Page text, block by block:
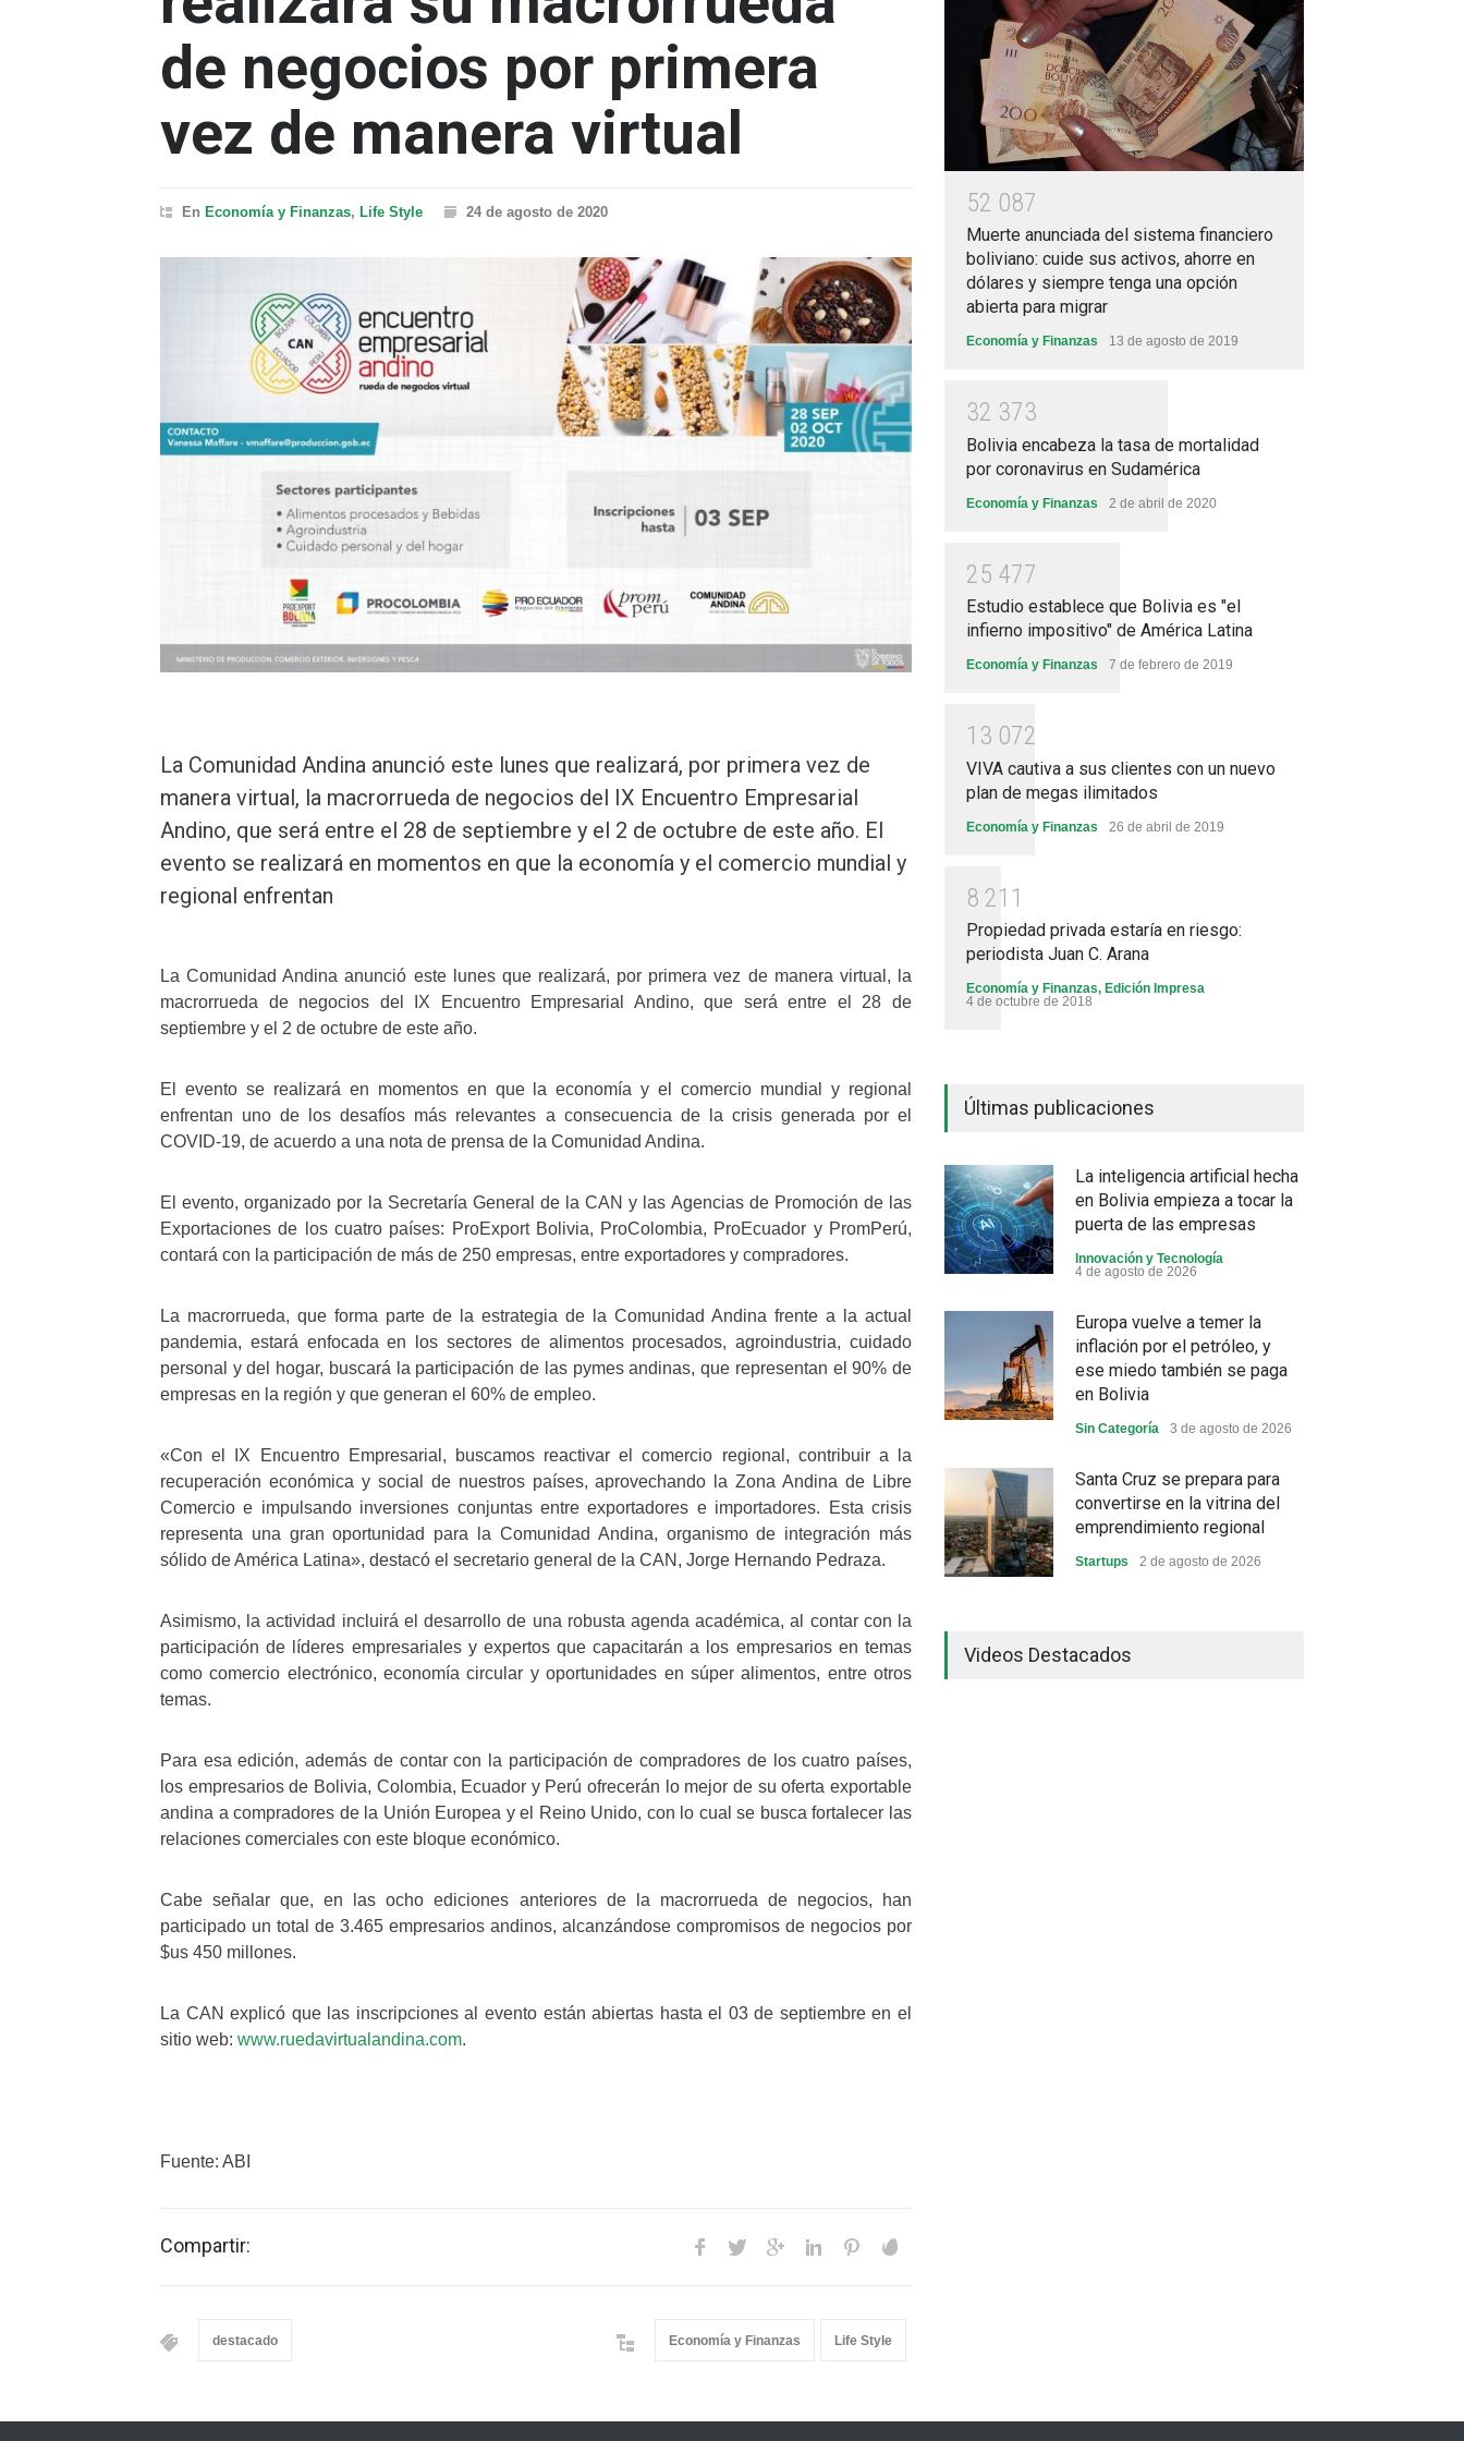
de negocios por primera
vez de manera virtual
En Economía y Finanzas, Life Style 24 de agosto de 2020
La Comunidad Andina anunció este lunes que realizará, por primera vez de
manera virtual, la macrorrueda de negocios del IX Encuentro Empresarial
Andino, que será entre el 28 de septiembre y el 2 de octubre de este año. El
evento se realizará en momentos en que la economía y el comercio mundial y
regional enfrentan
La Comunidad Andina anunció este lunes que realizará, por primera vez de manera virtual, la
macrorrueda de negocios del IX Encuentro Empresarial Andino, que será entre el 28 de
septiembre y el 2 de octubre de este año.
El evento se realizará en momentos en que la economía y el comercio mundial y regional
enfrentan uno de los desafíos más relevantes a consecuencia de la crisis generada por el
COVID-19, de acuerdo a una nota de prensa de la Comunidad Andina.
El evento, organizado por la Secretaría General de la CAN y las Agencias de Promoción de las
Exportaciones de los cuatro países: ProExport Bolivia, ProColombia, ProEcuador y PromPerú,
contará con la participación de más de 250 empresas, entre exportadores y compradores.
La macrorrueda, que forma parte de la estrategia de la Comunidad Andina frente a la actual
pandemia, estará enfocada en los sectores de alimentos procesados, agroindustria, cuidado
personal y del hogar, buscará la participación de las pymes andinas, que representan el 90% de
empresas en la región y que generan el 60% de empleo.
«Con el IX Encuentro Empresarial, buscamos reactivar el comercio regional, contribuir a la
recuperación económica y social de nuestros países, aprovechando la Zona Andina de Libre
Comercio e impulsando inversiones conjuntas entre exportadores e importadores. Esta crisis
representa una gran oportunidad para la Comunidad Andina, organismo de integración más
sólido de América Latina», destacó el secretario general de la CAN, Jorge Hernando Pedraza.
Asimismo, la actividad incluirá el desarrollo de una robusta agenda académica, al contar con la
participación de líderes empresariales y expertos que capacitarán a los empresarios en temas
como comercio electrónico, economía circular y oportunidades en súper alimentos, entre otros
temas.
Para esa edición, además de contar con la participación de compradores de los cuatro países,
los empresarios de Bolivia, Colombia, Ecuador y Perú ofrecerán lo mejor de su oferta exportable
andina a compradores de la Unión Europea y el Reino Unido, con lo cual se busca fortalecer las
relaciones comerciales con este bloque económico.
Cabe señalar que, en las ocho ediciones anteriores de la macrorrueda de negocios, han
participado un total de 3.465 empresarios andinos, alcanzándose compromisos de negocios por
$us 450 millones.
La CAN explicó que las inscripciones al evento están abiertas hasta el 03 de septiembre en el
sitio web: www.ruedavirtualandina.com.
Fuente: ABI
Compartir:
destacado Economía y Finanzas Life Style
52 087
Muerte anunciada del sistema financiero
boliviano: cuide sus activos, ahorre en
dólares y siempre tenga una opción
abierta para migrar
Economía y Finanzas 13 de agosto de 2019
32 373
Bolivia encabeza la tasa de mortalidad
por coronavirus en Sudamérica
Economía y Finanzas 2 de abril de 2020
25 477
Estudio establece que Bolivia es "el
infierno impositivo" de América Latina
Economía y Finanzas 7 de febrero de 2019
1 3 072
VIVA cautiva a sus clientes con un nuevo
plan de megas ilimitados
Economía y Finanzas 26 de abril de 2019
8 21 1
Propiedad privada estaría en riesgo:
periodista Juan C. Arana
Economía y Finanzas, Edición Impresa
4 de octubre de 2018
Últimas publicaciones
La inteligencia artificial hecha
en Bolivia empieza a tocar la
puerta de las empresas
Innovación y Tecnología
4 de agosto de 2026
Europa vuelve a temer la
inflación por el petróleo, y
ese miedo también se paga
en Bolivia
Sin Categoría 3 de agosto de 2026
Santa Cruz se prepara para
convertirse en la vitrina del
emprendimiento regional
Startups 2 de agosto de 2026
industrial y el golpe puede
Videos Destacados